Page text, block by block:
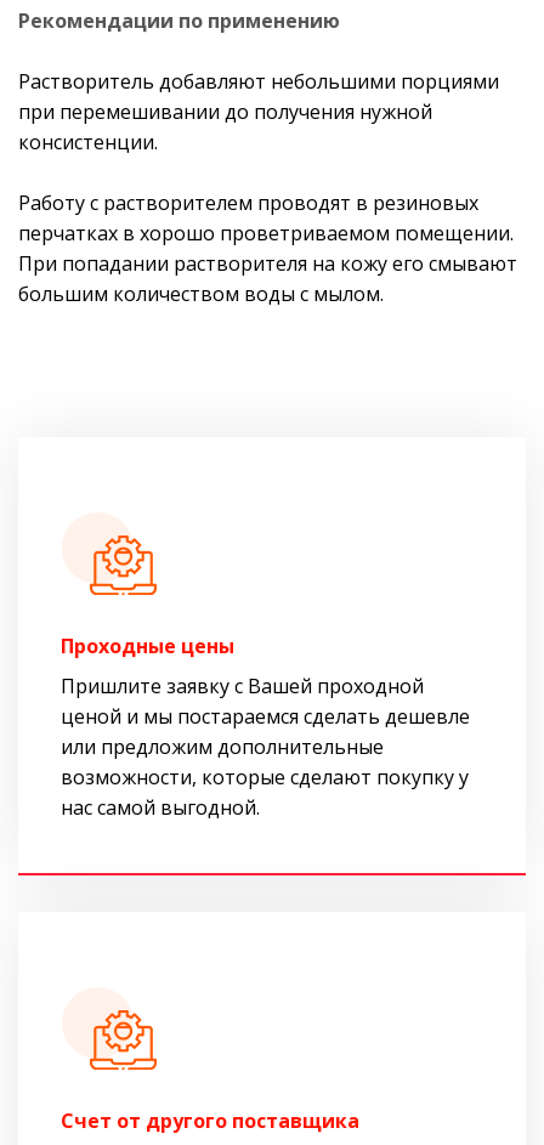
Рекомендации по применению
Растворитель добавляют небольшими порциями
при перемешивании до получения нужной
консистенции.
Работу с растворителем проводят в резиновых
перчатках в хорошо проветриваемом помещении.
При попадании растворителя на кожу его смывают
большим количеством воды с мылом.
Проходные цены
Пришлите заявку с Вашей проходной
ценой и мы постараемся сделать дешевле
или предложим дополнительные
возможности, которые сделают покупку у
нас самой выгодной.
Cчет от другого поставщика